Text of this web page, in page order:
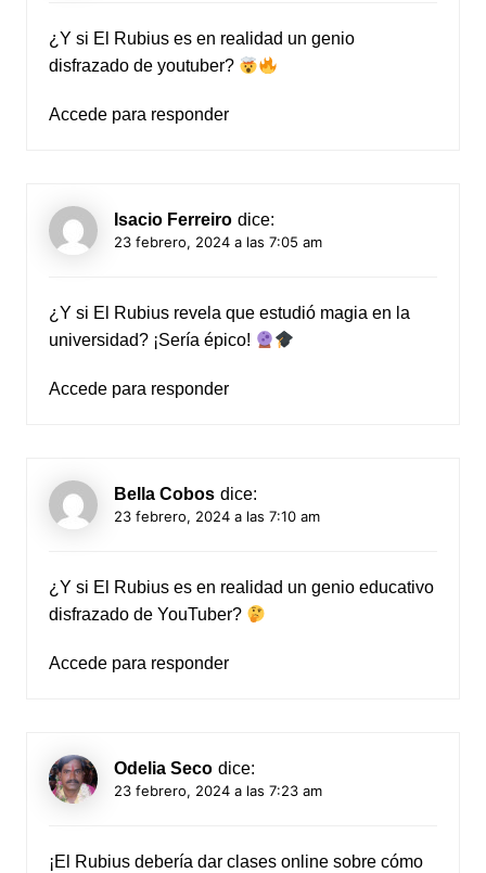
¿Y si El Rubius es en realidad un genio
disfrazado de youtuber?
Accede para responder
Isacio Ferreiro dice:
23 febrero, 2024 a las 7:05 am
¿Y si El Rubius revela que estudió magia en la
universidad? ¡Sería épico!
Accede para responder
Bella Cobos dice:
23 febrero, 2024 a las 7:10 am
¿Y si El Rubius es en realidad un genio educativo
disfrazado de YouTuber?
Accede para responder
Odelia Seco dice:
23 febrero, 2024 a las 7:23 am
¡El Rubius debería dar clases online sobre cómo